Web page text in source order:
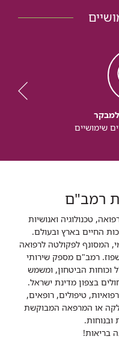
שימושיים
רמב"ם
טכנולוגיה ואנושיות
החיים בארץ ובעולם.
המסונף לפקולטה לרפואה
כ- 1000 מיטות אשפוז. רמב"ם מספק שירותי
צה"ל וכוחות הביטחון, ומשמש
טיפולים, רופאים,
או המרפאה המבוקשת
ובנוחות.
בריאות!